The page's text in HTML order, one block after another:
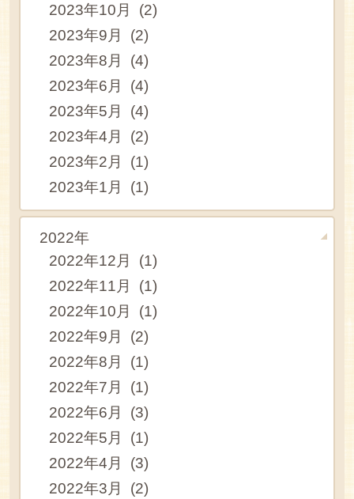
2023年10月 (2)
2023年9月 (2)
2023年8月 (4)
2023年6月 (4)
2023年5月 (4)
2023年4月 (2)
2023年2月 (1)
2023年1月 (1)
2022年
2022年12月 (1)
2022年11月 (1)
2022年10月 (1)
2022年9月 (2)
2022年8月 (1)
2022年7月 (1)
2022年6月 (3)
2022年5月 (1)
2022年4月 (3)
2022年3月 (2)